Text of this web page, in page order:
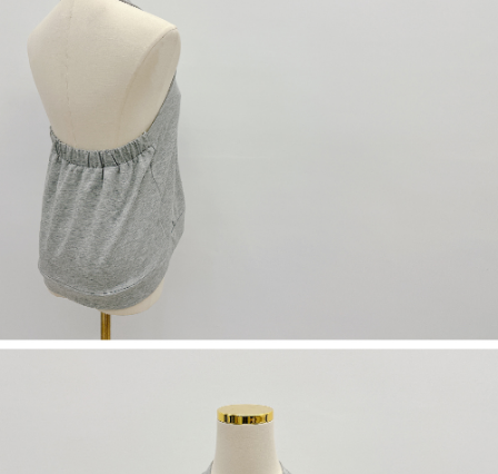
恩沛科技股份有限公司將有權停止該用戶之使用額度並採取法律行動。